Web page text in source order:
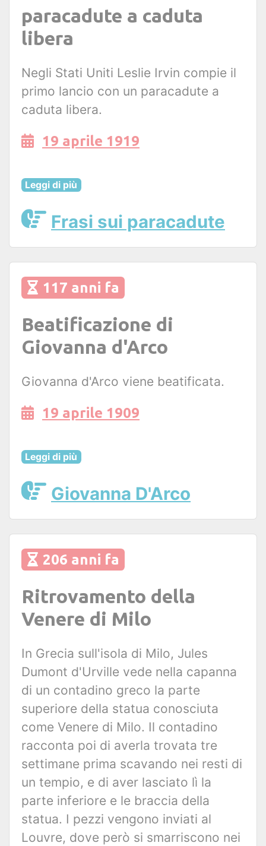
paracadute a caduta
libera
Negli Stati Uniti Leslie Irvin compie il
primo lancio con un paracadute a
caduta libera.
19 aprile 1919
Leggi di più
Frasi sui paracadute
117 anni fa
Beatificazione di
Giovanna d'Arco
Giovanna d'Arco viene beatificata.
19 aprile 1909
Leggi di più
Giovanna D'Arco
206 anni fa
Ritrovamento della
Venere di Milo
In Grecia sull'isola di Milo, Jules
Dumont d'Urville vede nella capanna
di un contadino greco la parte
superiore della statua conosciuta
come Venere di Milo. Il contadino
racconta poi di averla trovata tre
settimane prima scavando nei resti di
un tempio, e di aver lasciato lì la
parte inferiore e le braccia della
statua. I pezzi vengono inviati al
Louvre, dove però si smarriscono nei